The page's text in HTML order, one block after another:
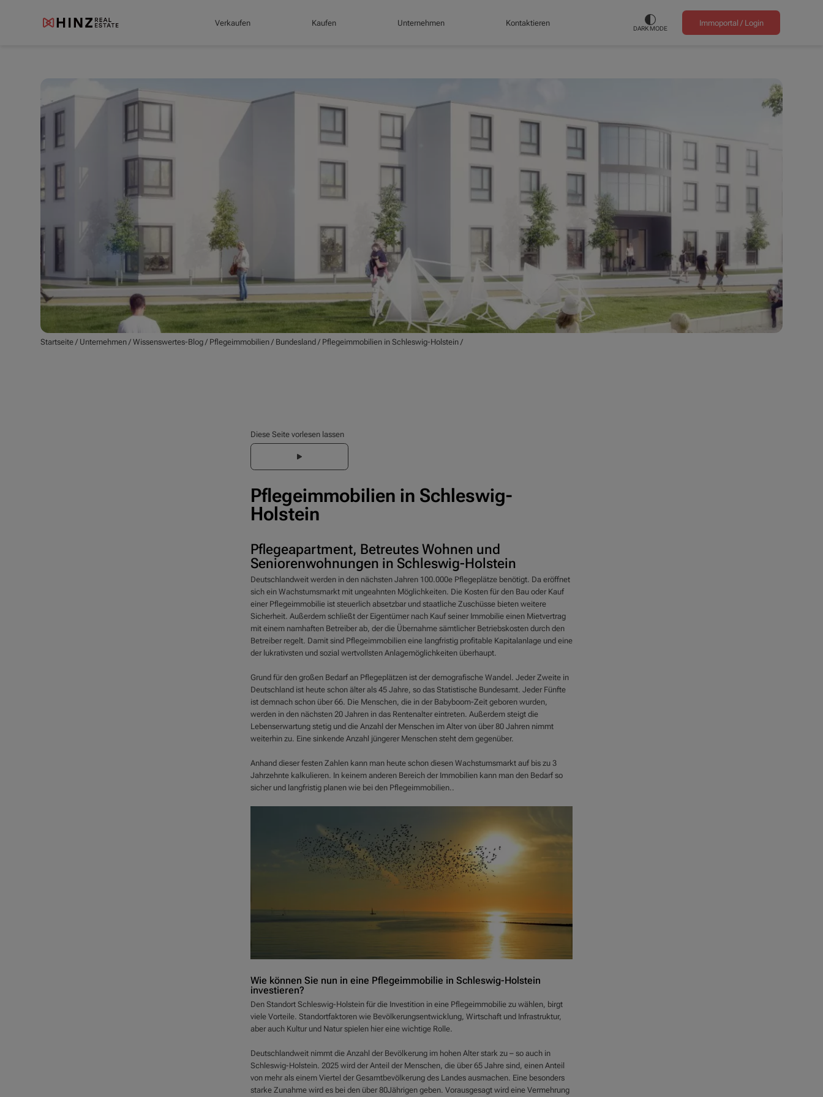
Verkaufen Kaufen Unternehmen Kontaktieren
DARK MODE
Immoportal / Login
Startseite / Unternehmen /Wissenswertes-Blog / Pflegeimmobilien / Bundesland / Pflegeimmobilien in Schleswig-Holstein /
Diese Seite vorlesen lassen
Pflegeimmobilien in Schleswig-
Holstein
Pflegeapartment, Betreutes Wohnen und
Seniorenwohnungen in Schleswig-Holstein
Deutschlandweit werden in den nächsten Jahren 100.000e Pflegeplätze benötigt. Da eröffnet
sich ein Wachstumsmarkt mit ungeahnten Möglichkeiten. Die Kosten für den Bau oder Kauf
einer Pflegeimmobilie ist steuerlich absetzbar und staatliche Zuschüsse bieten weitere
Sicherheit. Außerdem schließt der Eigentümer nach Kauf seiner Immobilie einen Mietvertrag
mit einem namhaften Betreiber ab, der die Übernahme sämtlicher Betriebskosten durch den
Betreiber regelt. Damit sind Pflegeimmobilien eine langfristig profitable Kapitalanlage und eine
der lukrativsten und sozial wertvollsten Anlagemöglichkeiten überhaupt.
Grund für den großen Bedarf an Pflegeplätzen ist der demografische Wandel. Jeder Zweite in
Deutschland ist heute schon älter als 45 Jahre, so das Statistische Bundesamt. Jeder Fünfte
ist demnach schon über 66. Die Menschen, die in der Babyboom-Zeit geboren wurden,
werden in den nächsten 20 Jahren in das Rentenalter eintreten. Außerdem steigt die
Lebenserwartung stetig und die Anzahl der Menschen im Alter von über 80 Jahren nimmt
weiterhin zu. Eine sinkende Anzahl jüngerer Menschen steht dem gegenüber.
Anhand dieser festen Zahlen kann man heute schon diesen Wachstumsmarkt auf bis zu 3
Jahrzehnte kalkulieren. In keinem anderen Bereich der Immobilien kann man den Bedarf so
sicher und langfristig planen wie bei den Pflegeimmobilien..
Wie können Sie nun in eine Pflegeimmobilie in Schleswig-Holstein
investieren?
Den Standort Schleswig-Holstein für die Investition in eine Pflegeimmobilie zu wählen, birgt
viele Vorteile. Standortfaktoren wie Bevölkerungsentwicklung, Wirtschaft und Infrastruktur,
aber auch Kultur und Natur spielen hier eine wichtige Rolle.
Deutschlandweit nimmt die Anzahl der Bevölkerung im hohen Alter stark zu – so auch in
Schleswig-Holstein. 2025 wird der Anteil der Menschen, die über 65 Jahre sind, einen Anteil
von mehr als einem Viertel der Gesamtbevölkerung des Landes ausmachen. Eine besonders
starke Zunahme wird es bei den über 80Jährigen geben. Vorausgesagt wird eine Vermehrung